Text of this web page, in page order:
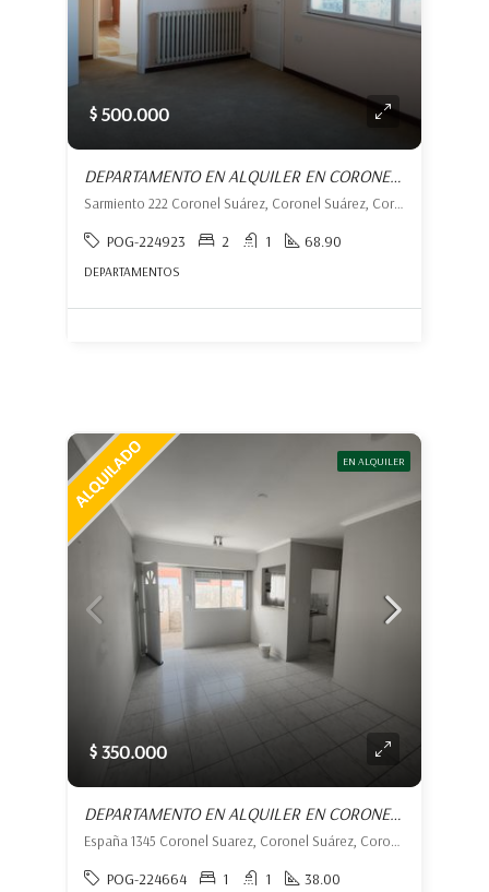
$ 500.000
DEPARTAMENTO EN ALQUILER EN CORONEL SUÁREZ
Sarmiento 222 Coronel Suárez, Coronel Suárez, Coronel Suárez
POG-224923 2 1 68.90
DEPARTAMENTOS
EN ALQUILER
$ 350.000
DEPARTAMENTO EN ALQUILER EN CORONEL SUÁREZ
POG-224664 1 1 38.00